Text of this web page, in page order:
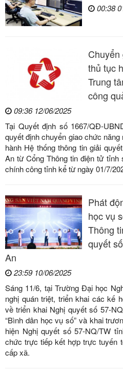
00:38
thủ tục
Trung
công
09:36 12/06/2025
Tại Quyết định số 1667/QĐ-
quyết định chuyển giao chức
hành Hệ thống thông tin giải
An từ Cổng Thông tin điện tử tỉnh
chính công tỉnh kể từ ngày 01/7/
Phát
học vụ
Thông
quyết
An
23:59 10/06/2025
Sáng 11/6, tại Trường Đại học
nghị quán triệt, triển khai các kế
về triển khai Nghị quyết số 57-
“Bình dân học vụ số” và khai
hiện Nghị quyết số 57-NQ/TW
chức trực tiếp kết hợp trực tuyến
cấp xã.